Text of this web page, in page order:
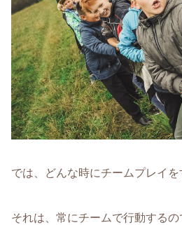
では、どんな時にチームプレイ
それは、常にチームで行動するの